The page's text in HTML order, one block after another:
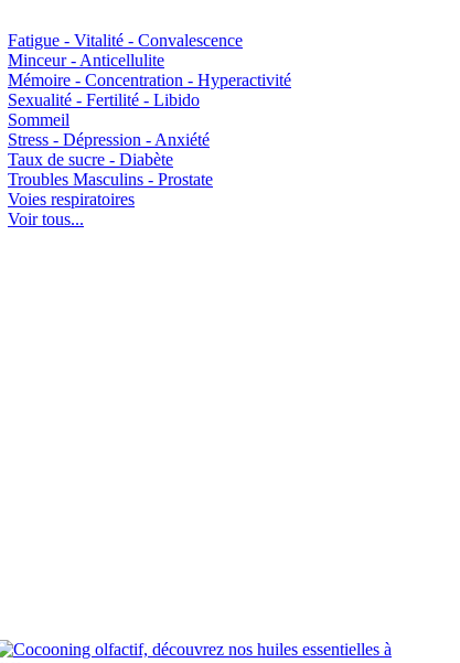
Fatigue - Vitalité - Convalescence
Minceur - Anticellulite
Mémoire - Concentration - Hyperactivité
Sexualité - Fertilité - Libido
Sommeil
Stress - Dépression - Anxiété
Taux de sucre - Diabète
Troubles Masculins - Prostate
Voies respiratoires
Voir tous...